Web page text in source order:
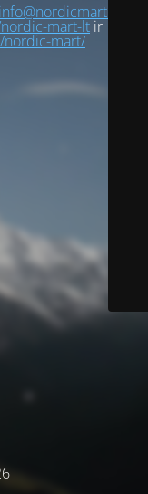
info@nordicmart.com
mart-ltir
nordic-mart/